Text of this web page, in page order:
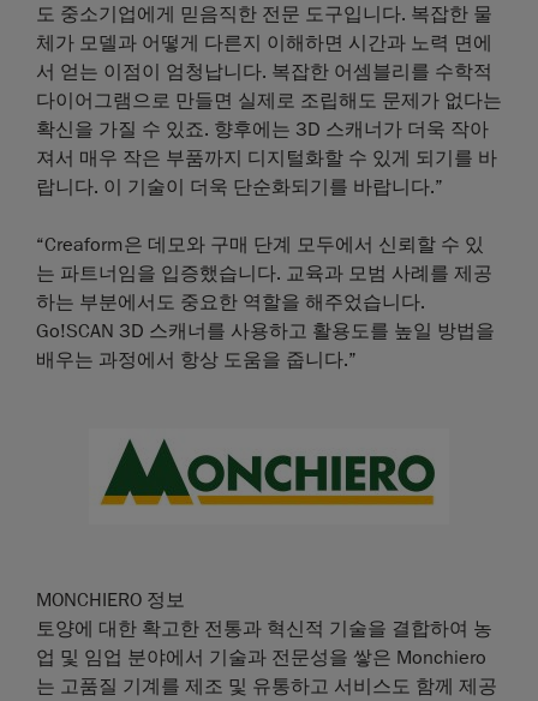
도 중소기업에게 믿음직한 전문 도구입니다. 복잡한 물
체가 모델과 어떻게 다른지 이해하면 시간과 노력 면에
서 얻는 이점이 엄청납니다. 복잡한 어셈블리를 수학적
다이어그램으로 만들면 실제로 조립해도 문제가 없다는
확신을 가질 수 있죠. 향후에는 3D 스캐너가 더욱 작아
져서 매우 작은 부품까지 디지털화할 수 있게 되기를 바
랍니다. 이 기술이 더욱 단순화되기를 바랍니다.”
“Creaform은 데모와 구매 단계 모두에서 신뢰할 수 있
는 파트너임을 입증했습니다. 교육과 모범 사례를 제공
하는 부분에서도 중요한 역할을 해주었습니다.
Go!SCAN 3D 스캐너를 사용하고 활용도를 높일 방법을
배우는 과정에서 항상 도움을 줍니다.”
MONCHIERO 정보
토양에 대한 확고한 전통과 혁신적 기술을 결합하여 농
업 및 임업 분야에서 기술과 전문성을 쌓은 Monchiero
는 고품질 기계를 제조 및 유통하고 서비스도 함께 제공